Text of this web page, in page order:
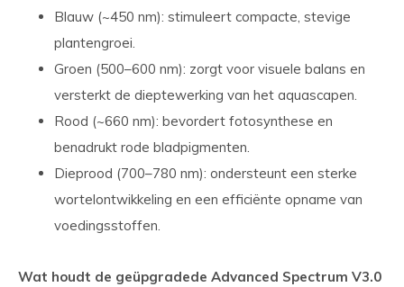
Blauw (~450 nm): stimuleert compacte, stevige
plantengroei.
Groen (500–600 nm): zorgt voor visuele balans en
versterkt de dieptewerking van het aquascapen.
Rood (~660 nm): bevordert fotosynthese en
benadrukt rode bladpigmenten.
Dieprood (700–780 nm): ondersteunt een sterke
wortelontwikkeling en een efficiënte opname van
voedingsstoffen.
Wat houdt de geüpgradede Advanced Spectrum V3.0